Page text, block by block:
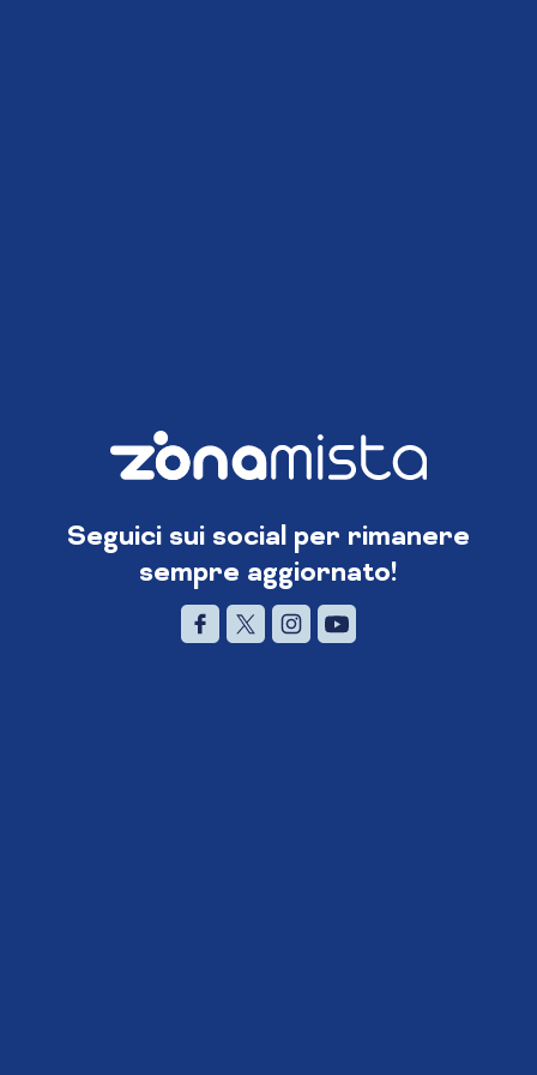
Seguici sui social per rimanere
sempre aggiornato!